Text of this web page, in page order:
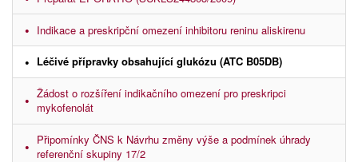
Indikace a preskripční omezení inhibitoru reninu aliskirenu
Léčivé přípravky obsahující glukózu (ATC B05DB)
Žádost o rozšíření indikačního omezení pro preskripci
mykofenolát
Připomínky ČNS k Návrhu změny výše a podmínek úhrady
referenční skupiny 17/2